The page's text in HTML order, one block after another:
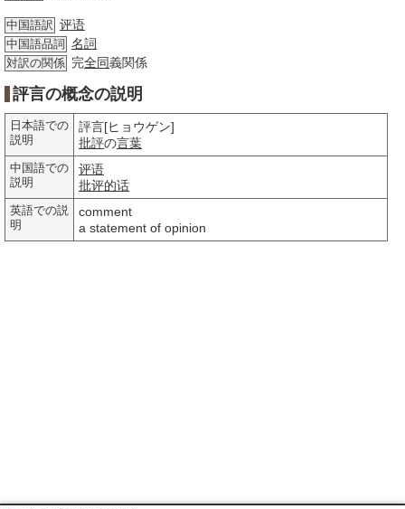
中国語訳 评语
中国語品詞 名詞
対訳の関係 完全同義関係
評言の概念の説明
日本語での
説明
評言[ヒョウゲン]
批評の言葉
中国語での
説明
评语
批评的话
英語での説
明
comment
a statement of opinion